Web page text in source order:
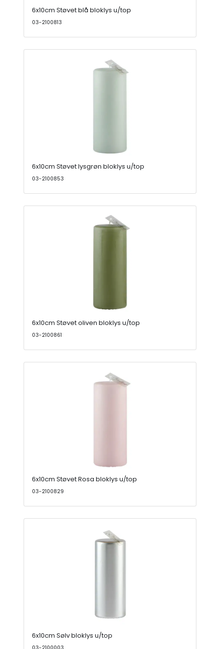
6x10cm Støvet blå bloklys u/top
03-2100813
6x10cm Støvet lysgrøn bloklys u/top
03-2100853
6x10cm Støvet oliven bloklys u/top
03-2100861
6x10cm Støvet Rosa bloklys u/top
03-2100829
6x10cm Sølv bloklys u/top